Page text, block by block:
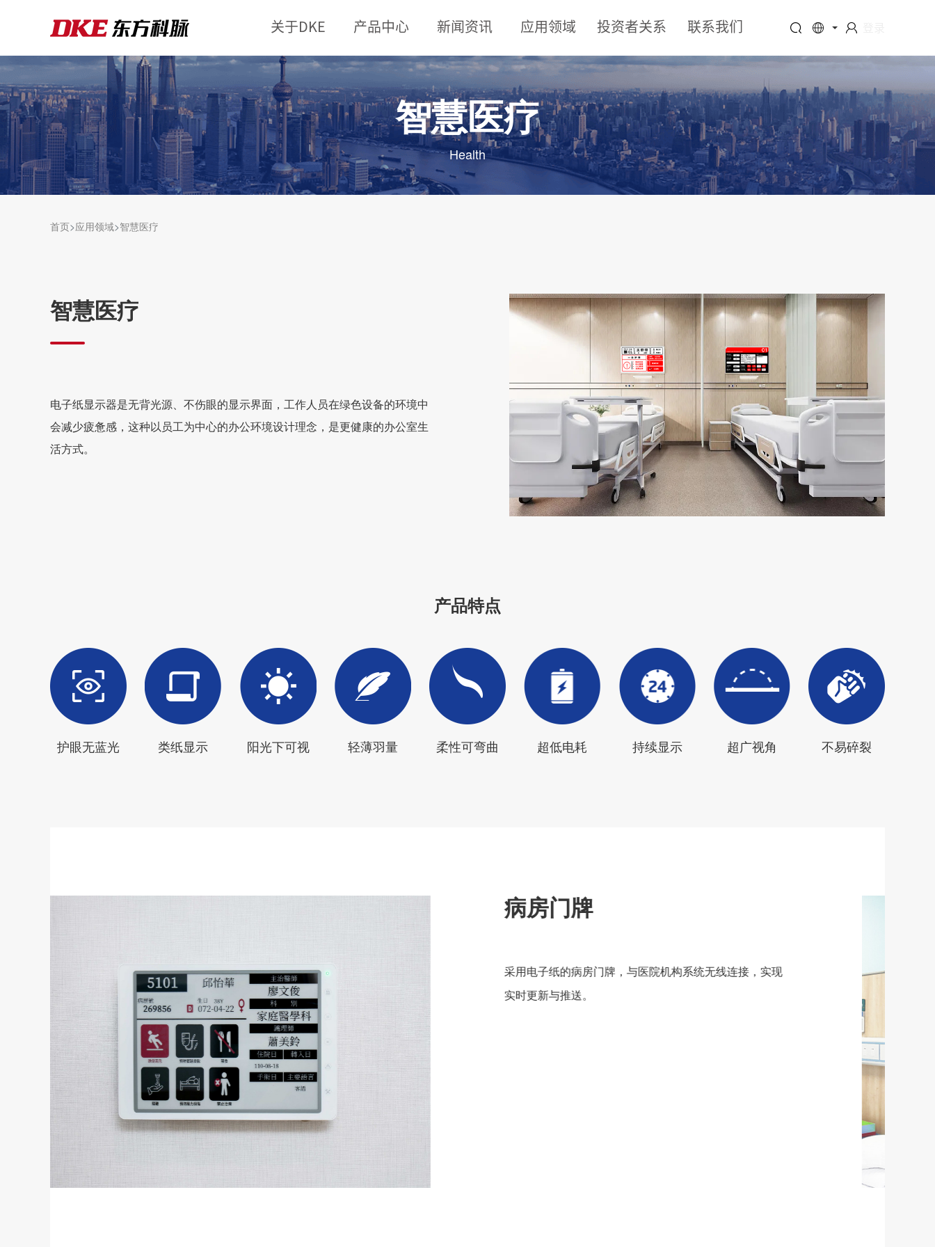
关于DKE 产品中心 新闻资讯 应用领域 投资者关系 联系我们
智慧医疗
Health
首页 应用领域 智慧医疗
智慧医疗
电子纸显示器是无背光源、不伤眼的显示界面，工作人员在绿色设备的环境中
会减少疲惫感，这种以员工为中心的办公环境设计理念，是更健康的办公室生
活方式。
产品特点
护眼无蓝光 类纸显示 阳光下可视 轻薄羽量 柔性可弯曲 超低电耗 持续显示 超广视角 不易碎裂
病房门牌
采用电子纸的病房门牌，与医院机构系统无线连接，实现
实时更新与推送。